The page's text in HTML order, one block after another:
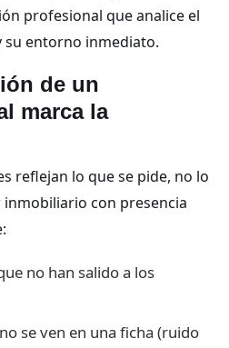
profesional que analice el
su entorno inmediato.
de un
marca la
reflejan lo que se pide, no lo
inmobiliario con presencia
no han salido a los
se ven en una ficha (ruido